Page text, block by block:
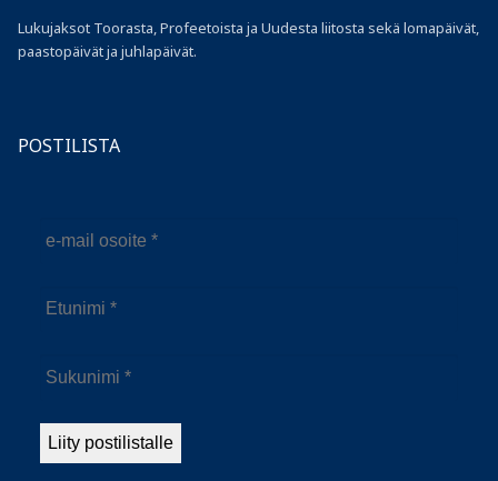
Lukujaksot Toorasta, Profeetoista ja Uudesta liitosta sekä lomapäivät,
paastopäivät ja juhlapäivät.
POSTILISTA